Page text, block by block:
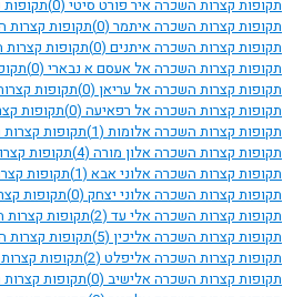
תקופות קצרות השכרה איר פורט סיטי (0)
תקופות קצרות השכרה איתמר (0) תקופות קצרות
תקופות קצרות השכרה איתנים (0) תקופות
תקופות קצרות השכרה אל אעסם א נבארי (0)
תקופות קצרות השכרה אל עריאן (0) תקופות
תקופות קצרות השכרה אל רפאיעה (0) תקופות
תקופות קצרות השכרה אלומות (1) תקופות
תקופות קצרות השכרה אלון מורה (4) תקופות
תקופות קצרות השכרה אלוני אבא (1) תקופות
תקופות קצרות השכרה אלוני יצחק (0) תקופות
תקופות קצרות השכרה אלי עד (2) תקופות
תקופות קצרות השכרה אליכין (5) תקופות קצרות
תקופות קצרות השכרה אליפלט (2) תקופות
תקופות קצרות השכרה אלישיב (0) תקופות